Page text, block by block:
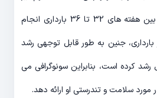
شناخته می شود، معمولا بین هفته های 32 تا 36 بارداری انجام
جنین به طور قابل توجهی رشد
رشد کرده است، بنابراین سونوگرافی می
مورد سلامت و تندرستی او ارائه دهد.